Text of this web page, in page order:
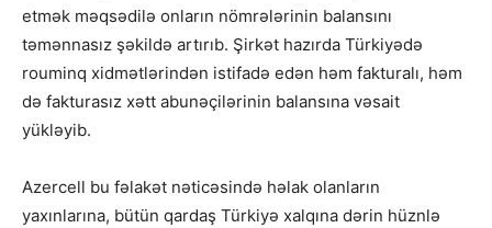
etmək məqsədilə onların nömrələrinin balansını
təmənnasız şəkildə artırıb. Şirkət hazırda Türkiyədə
rouminq xidmətlərindən istifadə edən həm fakturalı, həm
də fakturasız xətt abunəçilərinin balansına vəsait
yükləyib.
Azercell bu fəlakət nəticəsində həlak olanların
yaxınlarına, bütün qardaş Türkiyə xalqına dərin hüznlə